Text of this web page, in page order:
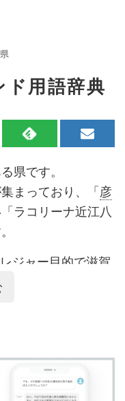
用語辞典
RSS
で
記
事
読
メ
マ
ガ
す
県です。
まっており、「彦
ラコリーナ近江八
ジャー目的で滋賀
た。また、一人当
報発信を実施して
性やニーズなどに